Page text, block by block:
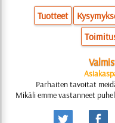
Tuotteet
Parhaiten tavoitat
Mikäli emme vastanneet